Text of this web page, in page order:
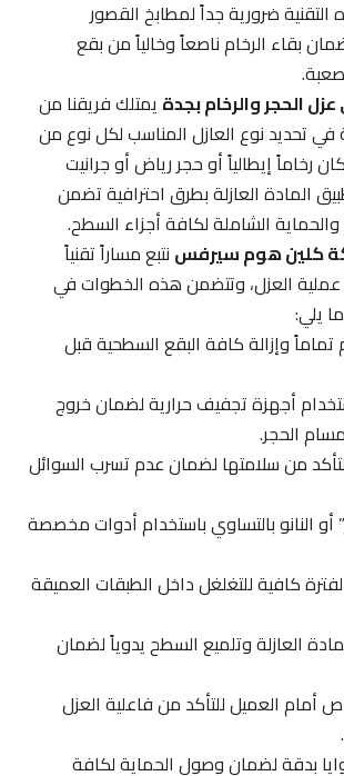
ضرورية جداً لمطابخ القصور
بقاء الرخام ناصعاً وخالياً من بقع
والرخام بجدةيمتلك فريقنا من
تحديد نوع العازل المناسب لكل نوع من
رخاماً إيطالياً أو حجر رياض أو جرانيت
المادة العازلة بطرق احترافية تضمن
الشاملة لكافة أجزاء السطح.
هوم سيرفسنتبع مساراً تقنياً
العزل، وتتضمن هذه الخطوات في
وإزالة كافة البقع السطحية قبل
أجهزة تجفيف حرارية لضمان خروج
الحجر.
من سلامتها لضمان عدم تسرب السوائل
النانو بالتساوي باستخدام أدوات مخصصة
كافية للتغلغل داخل الطبقات العميقة
العازلة وتلميع السطح يدوياً لضمان
العميل للتأكد من فاعلية العزل
بدقة لضمان وصول الحماية لكافة